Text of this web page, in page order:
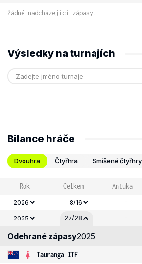
Žádné nadcházející zápasy.
Výsledky na turnajích
Bilance hráče
Dvouhra Čtyřhra Smíšené čtyřhry
Rok Celkem Antuka
2026 8/16 -
2025
27/28 -
Odehrané zápasy2025
Tauranga ITF